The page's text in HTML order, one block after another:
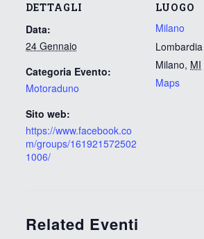
DETTAGLI
Data:
24 Gennaio
Categoria Evento:
Motoraduno
Sito web:
https://www.facebook.co
m/groups/161921572502
1006/
LUOGO
Milano
Lombardia
Milano, MI
Maps
Related Eventi